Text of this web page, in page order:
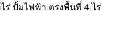
ร่ ปั้มไฟฟ้า ตรงพื้นที่ 4 ไร่